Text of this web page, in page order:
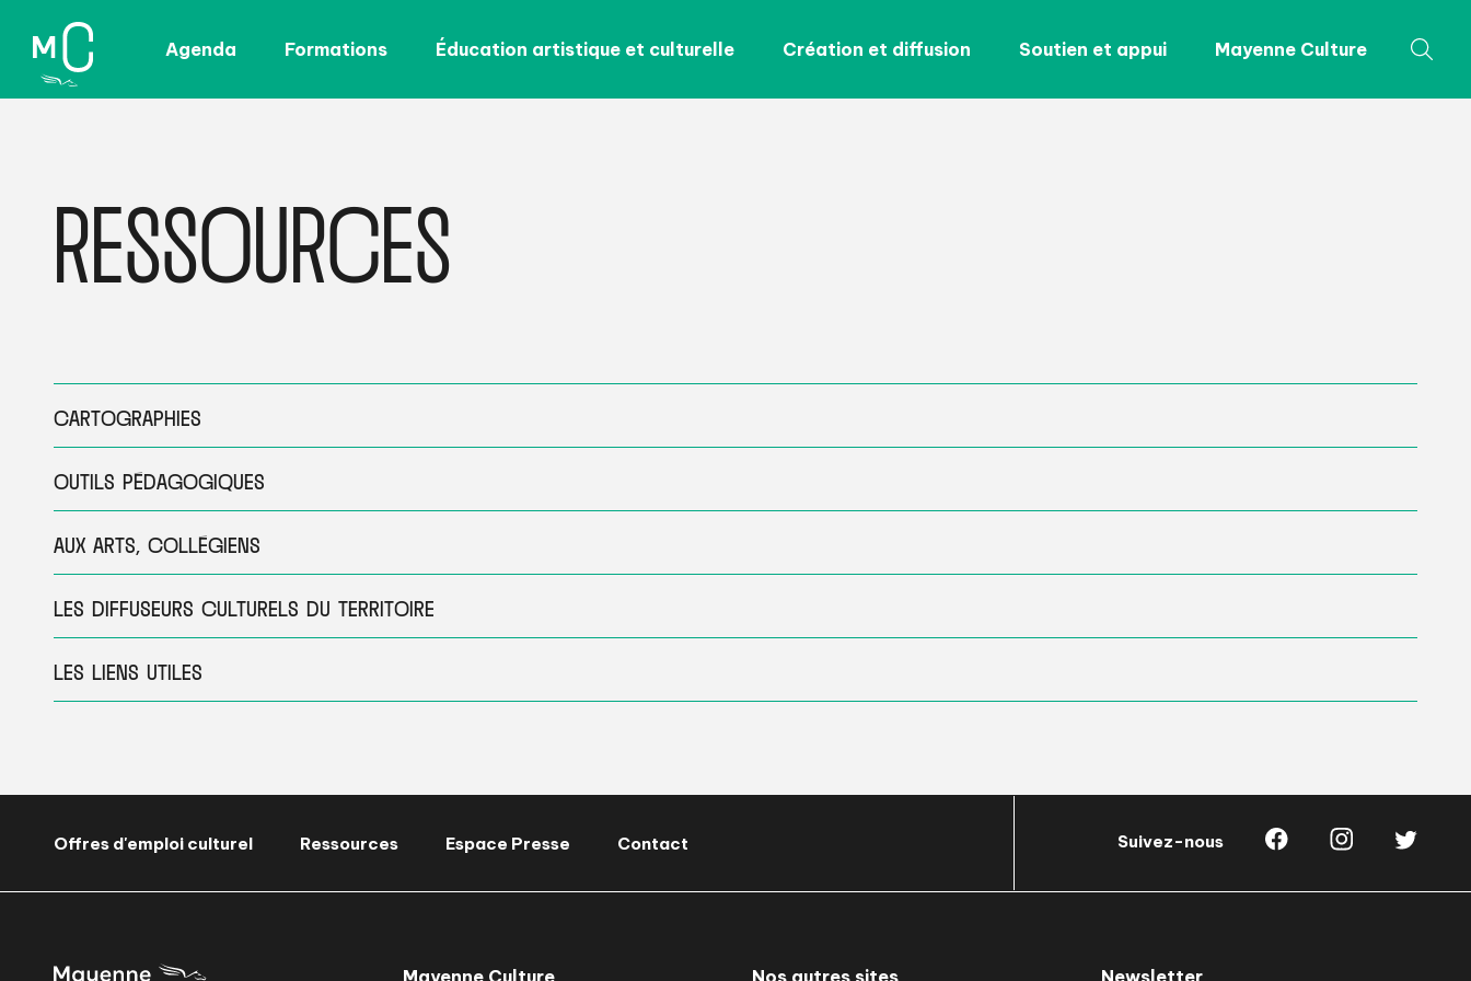
Agenda Formations Éducation artistique et culturelle Création et diffusion Soutien et appui Mayenne Culture
RESSOURCES
CARTOGRAPHIES
OUTILS PÉDAGOGIQUES
AUX ARTS, COLLÉGIENS
LES DIFFUSEURS CULTURELS DU TERRITOIRE
LES LIENS UTILES
Offres d'emploi culturel Ressources Espace Presse Contact Suivez-nous